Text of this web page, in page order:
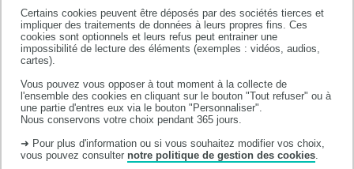
Certains cookies peuvent être déposés par des sociétés tierces et
impliquer des traitements de données à leurs propres fins. Ces
cookies sont optionnels et leurs refus peut entrainer une
impossibilité de lecture des éléments (exemples : vidéos, audios,
cartes).
Vous pouvez vous opposer à tout moment à la collecte de
l'ensemble des cookies en cliquant sur le bouton "Tout refuser" ou à
une partie d'entres eux via le bouton "Personnaliser".
Nous conservons votre choix pendant 365 jours.
➜ Pour plus d'information ou si vous souhaitez modifier vos choix,
vous pouvez consulter notre politique de gestion des cookies
Tél. +33 (0) 5 62 25 68 00
Annuaire
Celcat
Moodle
Bibliothèque
Plan du site
Localisation
Contact
Cookies
Mentions légales
Accessibilité